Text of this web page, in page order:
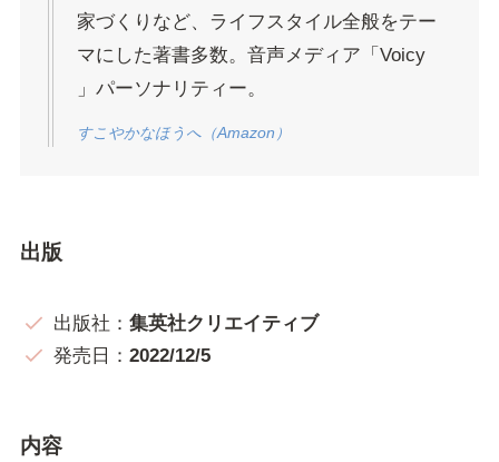
家づくりなど、ライフスタイル全般をテー
マにした著書多数。音声メディア「Voicy
」パーソナリティー。
すこやかなほうへ（Amazon）
出版
出版社： 集英社クリエイティブ
発売日： 2022/12/5
内容